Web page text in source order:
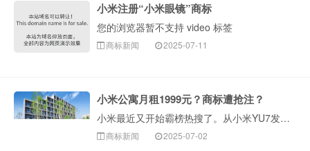
小米注册“小米眼镜”商标
您的浏览器暂不支持 video 标签
商标新闻 2025-07-11
小米公寓月租1999元？商标遭抢注？
小米最近又开始霸榜热搜了。从小米YU7发布仅 18 小时就拿下 24 万台锁单量战绩，到推出均价1999元的青年公寓，刷爆社交媒体平台。近日，小米在北···
商标新闻 2025-07-02